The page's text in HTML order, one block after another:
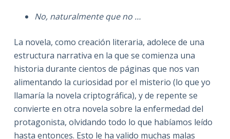
No, naturalmente que no …
La novela, como creación literaria, adolece de una
estructura narrativa en la que se comienza una
historia durante cientos de páginas que nos van
alimentando la curiosidad por el misterio (lo que yo
llamaría la novela criptográfica), y de repente se
convierte en otra novela sobre la enfermedad del
protagonista, olvidando todo lo que habíamos leído
hasta entonces. Esto le ha valido muchas malas